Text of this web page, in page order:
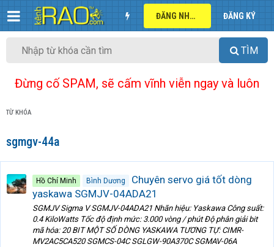
ĐĂNG NHẬP ĐĂNG KÝ
TÌM
Đừng cố SPAM, sẽ cấm vĩnh viễn ngay và luôn
TỪ KHÓA
sgmgv-44a
Hồ Chí Minh Bình Dương
Chuyên servo giá tốt dòng
yaskawa SGMJV-04ADA21
SGMJV Sigma V SGMJV-04ADA21 Nhãn hiệu: Yaskawa Công suất:
0.4 KiloWatts Tốc độ định mức: 3.000 vòng / phút Độ phân giải bit
mã hóa: 20 BIT MỘT SỐ DÒNG YASKAWA TƯƠNG TỰ: CIMR-
MV2AC5CA520 SGMCS-04C SGLGW-90A370C SGMAV-06A